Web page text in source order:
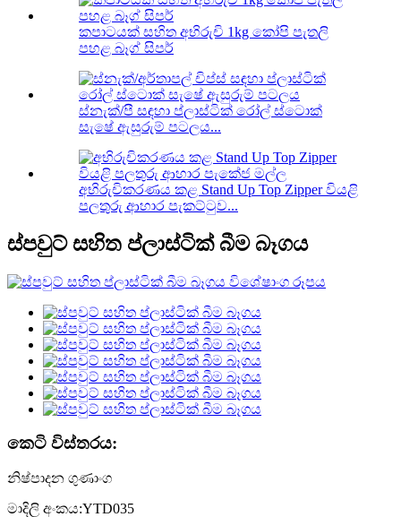
කපාටයක් සහිත අභිරුචි 1kg කෝපි පැතලි
පහළ බෑග් සිපර්
ස්නැක්/පී සඳහා ප්ලාස්ටික් රෝල් ස්ටොක්
සැෂේ ඇසුරුම් පටලය...
අභිරුචිකරණය කළ Stand Up Top Zipper වියළි
පලතුරු ආහාර පැකට්ටුව...
ස්පවුට් සහිත ප්ලාස්ටික් බීම බෑගය
කෙටි විස්තරය:
නිෂ්පාදන ගුණාංග
මාදිලි අංකය:YTD035